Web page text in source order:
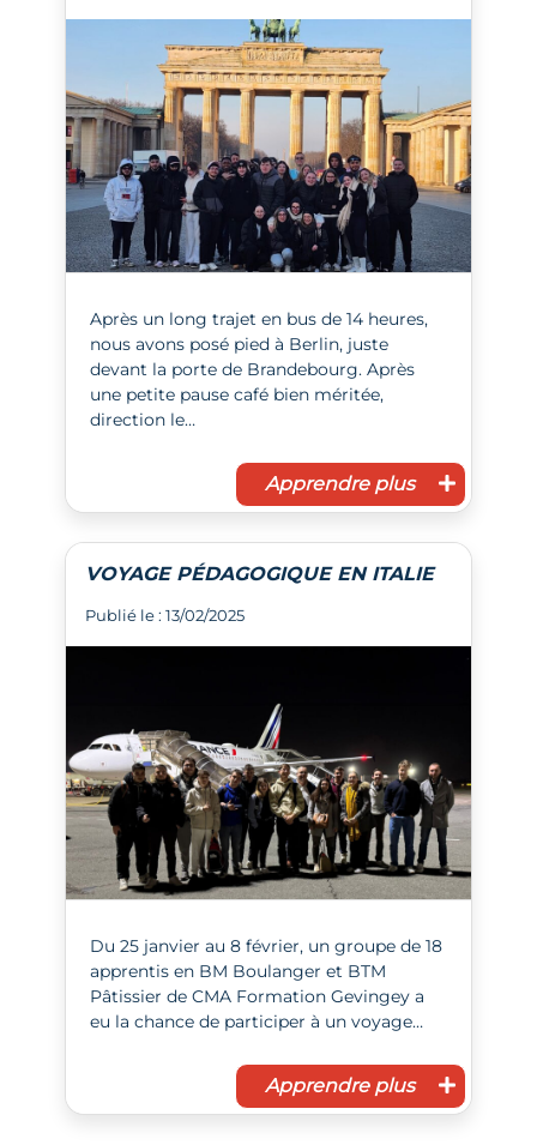
Après un long trajet en bus de 14 heures,
nous avons posé pied à Berlin, juste
devant la porte de Brandebourg. Après
une petite pause café bien méritée,
direction le…
Apprendre plus
VOYAGE PÉDAGOGIQUE EN ITALIE
Publié le : 13/02/2025
Du 25 janvier au 8 février, un groupe de 18
apprentis en BM Boulanger et BTM
Pâtissier de CMA Formation Gevingey a
eu la chance de participer à un voyage…
Apprendre plus